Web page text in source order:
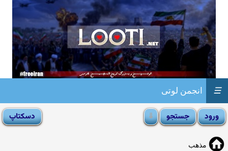
انجمن لوتی ☰
مذهب